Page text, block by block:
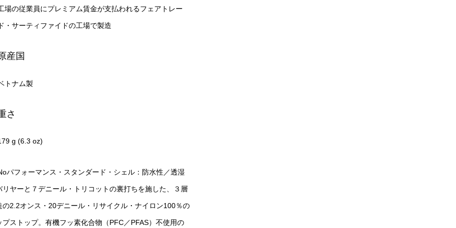
場の従業員にプレミアム賃金が支払われるフェアトレー
ド・サーティファイドの工場で製造
産国
トナム製
さ
g (6.3 oz)
パフォーマンス・スタンダード・シェル：防水性／透湿
リヤーと７デニール・トリコットの裏打ちを施した、３層
の2.2オンス・20デニール・リサイクル・ナイロン100％の
プストップ。有機フッ素化合物（PFC／PFAS）不使用の